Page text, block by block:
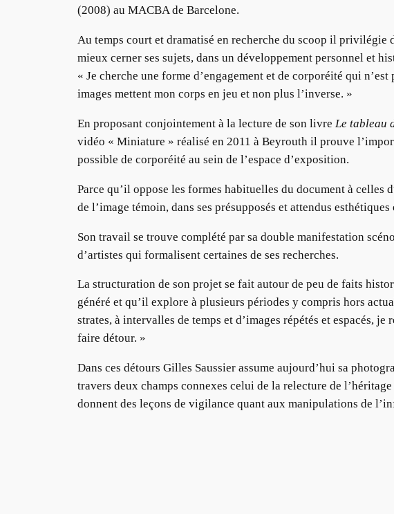
(2008) au MACBA de Barcelone.
Au temps court et dramatisé en recherche du scoop il privilégie
mieux cerner ses sujets, dans un développement personnel et
« Je cherche une forme d’engagement et de corporéité qui
images mettent mon corps en jeu et non plus l’inverse. »
En proposant conjointement à la lecture de son livre Le tableau
vidéo « Miniature » réalisé en 2011 à Beyrouth il prouve
possible de corporéité au sein de l’espace d’exposition.
Parce qu’il oppose les formes habituelles du document à
de l’image témoin, dans ses présupposés et attendus
Son travail se trouve complété par sa double manifestation
d’artistes qui formalisent certaines de ses recherches.
La structuration de son projet se fait autour de peu de faits
généré et qu’il explore à plusieurs périodes y compris hors
strates, à intervalles de temps et d’images répétés et espacés,
faire détour. »
Dans ces détours Gilles Saussier assume aujourd’hui sa
travers deux champs connexes celui de la relecture de
donnent des leçons de vigilance quant aux manipulations de